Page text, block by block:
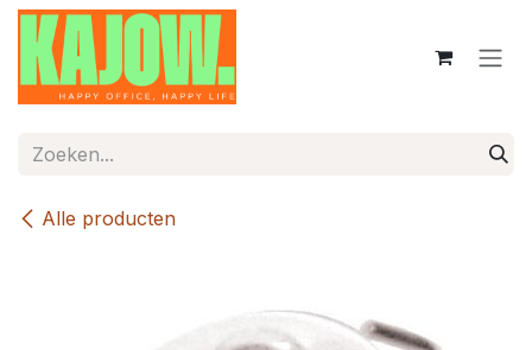
Overslaan naar inhoud
Alle producten